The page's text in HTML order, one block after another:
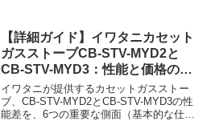
【詳細ガイド】イワタニカセット
ガスストーブCB-STV-MYD2と
CB-STV-MYD3：性能と価格の比
較分析
イワタニが提供するカセットガスストー
ブ、CB-STV-MYD2とCB-STV-MYD3の性
能差を、6つの重要な側面（基本的な仕